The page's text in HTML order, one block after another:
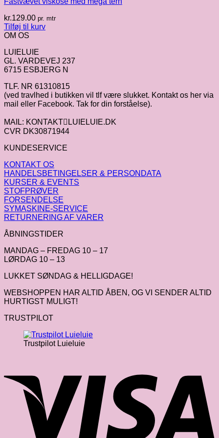
kr.129.00 pr. mtr
Tilføj til kurv
OM OS
LUIELUIE
GL. VARDEVEJ 237
6715 ESBJERG N
TLF. NR 61310815
(ved travlhed i butikken vil tlf være slukket. Kontakt os her via
mail eller Facebook. Tak for din forståelse).
MAIL: KONTAKTLUIELUIE.DK
CVR DK30871944
KUNDESERVICE
KONTAKT OS
HANDELSBETINGELSER & PERSONDATA
KURSER & EVENTS
STOFPRØVER
FORSENDELSE
SYMASKINE-SERVICE
RETURNERING AF VARER
ÅBNINGSTIDER
MANDAG – FREDAG 10 – 17
LØRDAG 10 – 13
LUKKET SØNDAG & HELLIGDAGE!
WEBSHOPPEN HAR ALTID ÅBEN, OG VI SENDER ALTID
HURTIGST MULIGT!
TRUSTPILOT
Trustpilot Luieluie